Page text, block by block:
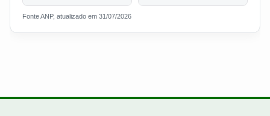
Fonte ANP, atualizado em 31/07/2026